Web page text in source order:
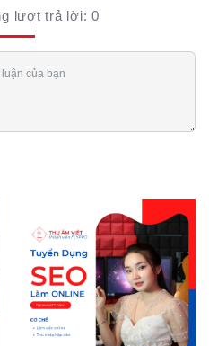
lượt trả lời: 0